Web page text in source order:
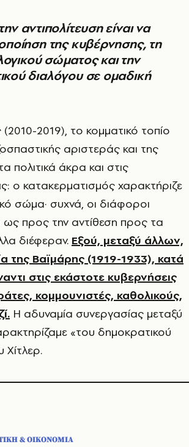
της κυβέρνησης, τη
σώματος και την
διαλόγου σε ομαδική
2019), το κομματικό τοπίο
αριστεράς και της
πολιτικά άκρα και στις
ο κατακερματισμός χαρακτήριζε
σώμα· συχνά, οι διάφοροι
προς την αντίθεση προς τα
διέφεραν. Εξού, μεταξύ άλλων,
της Βαϊμάρης (1919-1933), κατά
στις εκάστοτε κυβερνήσεις
κομμουνιστές, καθολικούς,
Η αδυναμία συνεργασίας μεταξύ
«του δημοκρατικού
Χίτλερ.
& ΟΙΚΟΝΟΜΙΑ